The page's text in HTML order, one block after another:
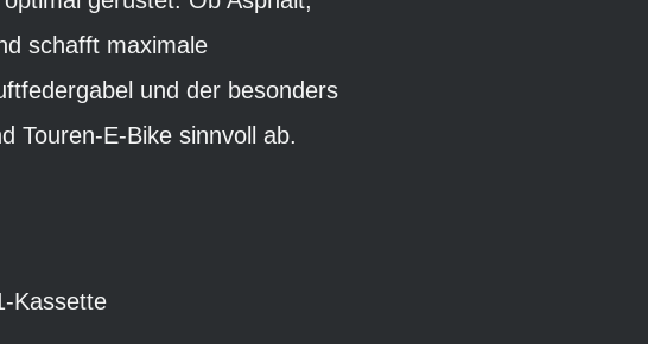
schafft maximale
und der besonders
Touren-E-Bike sinnvoll ab.
Kassette